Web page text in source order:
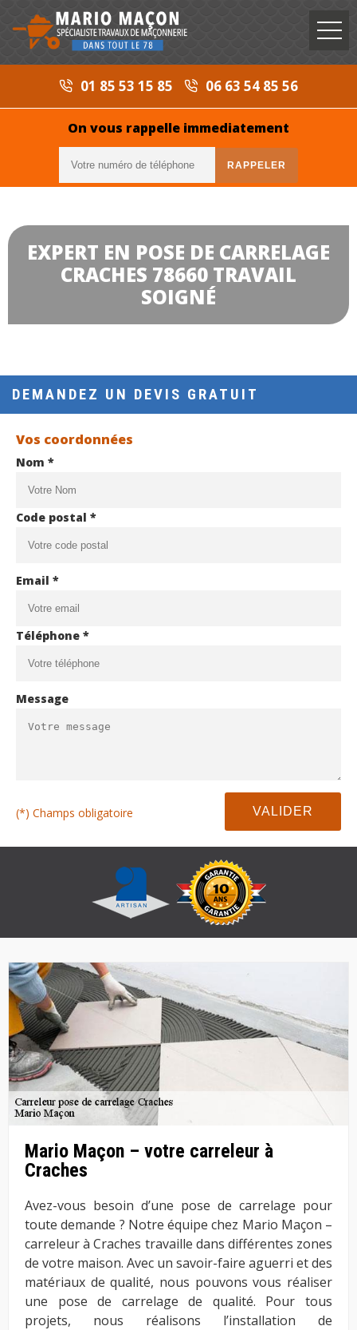
01 85 53 15 85 06 63 54 85 56
On vous rappelle immediatement
EXPERT EN POSE DE CARRELAGE
CRACHES 78660 TRAVAIL
SOIGNÉ
DEMANDEZ UN DEVIS GRATUIT
Vos coordonnées
Nom *
Code postal *
Email *
Téléphone *
Message
(*) Champs obligatoire
Mario Maçon – votre carreleur à
Craches
Avez-vous besoin d’une pose de carrelage pour
toute demande ? Notre équipe chez Mario Maçon –
carreleur à Craches travaille dans différentes zones
de votre maison. Avec un savoir-faire aguerri et des
matériaux de qualité, nous pouvons vous réaliser
une pose de carrelage de qualité. Pour tous
projets, nous réalisons l’installation de